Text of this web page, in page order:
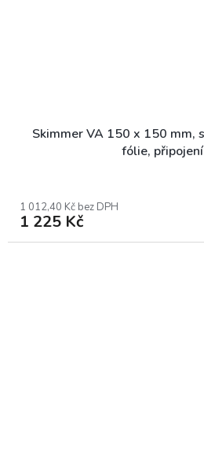
Skimmer VA 150 x 150 mm,
fólie,
1 012,40 Kč bez DPH
1 225 Kč